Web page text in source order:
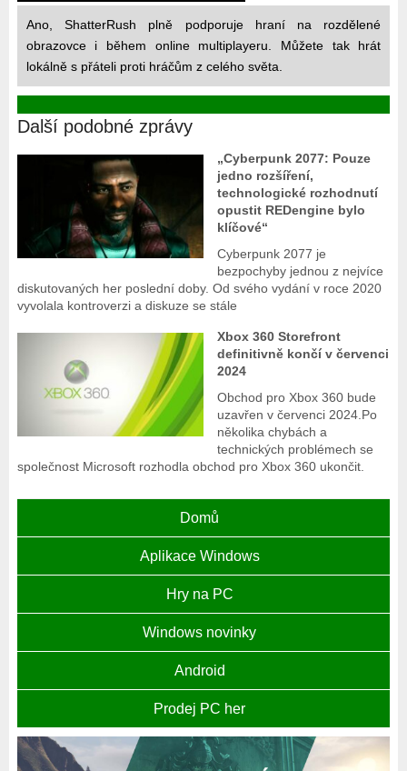
Ano, ShatterRush plně podporuje hraní na rozdělené
obrazovce i během online multiplayeru. Můžete tak hrát
lokálně s přáteli proti hráčům z celého světa.
Další podobné zprávy
„Cyberpunk 2077: Pouze
jedno rozšíření,
technologické rozhodnutí
opustit REDengine bylo
klíčové“
Cyberpunk 2077 je
bezpochyby jednou z nejvíce
diskutovaných her poslední doby. Od svého vydání v roce 2020
vyvolala kontroverzi a diskuze se stále
Xbox 360 Storefront
definitivně končí v červenci
2024
Obchod pro Xbox 360 bude
uzavřen v červenci 2024.Po
několika chybách a
technických problémech se
společnost Microsoft rozhodla obchod pro Xbox 360 ukončit.
Domů
Aplikace Windows
Hry na PC
Windows novinky
Android
Prodej PC her